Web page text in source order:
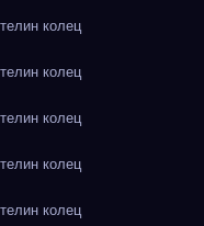
колец
колец
колец
колец
колец